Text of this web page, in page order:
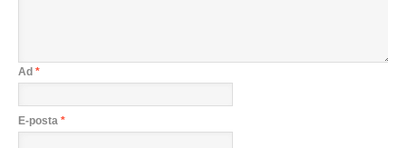
Ad *
E-posta *